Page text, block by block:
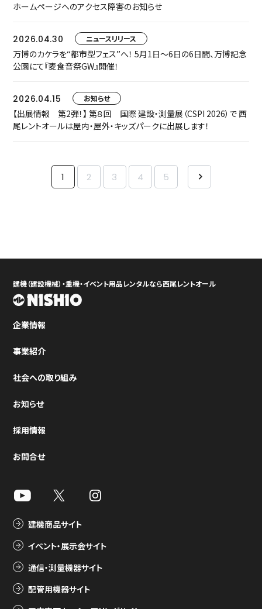
ホームページへのアクセス障害のお知らせ
2026.04.30 ニュースリリース
万博のカケラを“都市型フェス”へ！ 5月1日〜6日の6日間、万博記念
公園にて『麦食音祭GW』開催！
2026.04.15 お知らせ
【出展情報 第2弾！】 第８回 国際 建設・測量展（CSPI 2026）で 西
尾レントオールは屋内・屋外・キッズパークに出展します！
1 2 3 4 5
建機（建設機械）・重機・イベント用品レンタルなら西尾レントオール
企業情報
事業紹介
社会への取り組み
お知らせ
採用情報
お問合せ
建機商品サイト
イベント・展示会サイト
通信・測量機器サイト
配管用機器サイト